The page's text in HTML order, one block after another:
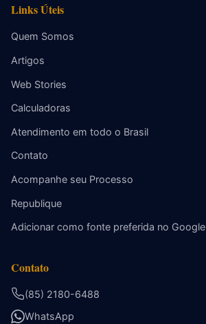
Links Úteis
Quem Somos
Artigos
Web Stories
Calculadoras
Atendimento em todo o Brasil
Contato
Acompanhe seu Processo
Republique
Adicionar como fonte preferida no Google
Contato
(85) 2180-6488
WhatsApp